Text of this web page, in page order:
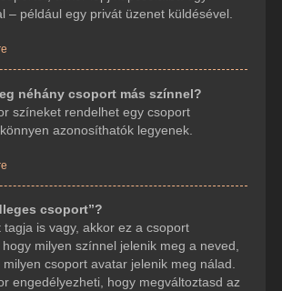
– például egy privát üzenet küldésével.
néhány csoport más színnel?
színeket rendelhet egy csoport
azonosíthatók legyenek.
csoport”?
tagja is vagy, akkor ez a csoport
milyen színnel jelenik meg a neved,
csoport avatar jelenik meg nálad.
engedélyezheti, hogy megváltoztasd az